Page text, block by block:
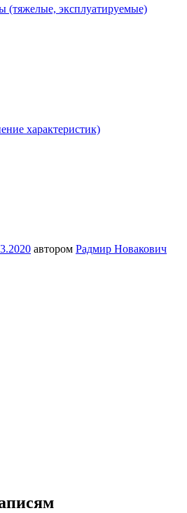
(тяжелые, эксплуатируемые)
характеристик)
автором Радмир Новакович